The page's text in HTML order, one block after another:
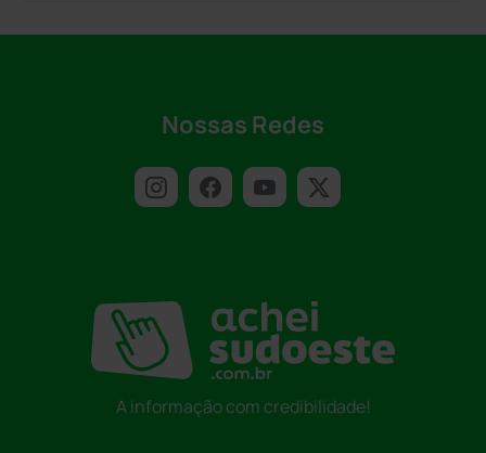
Nossas Redes
A informação com credibilidade!